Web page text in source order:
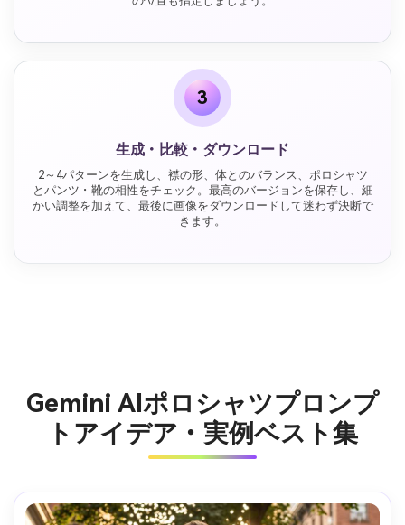
3
生成・比較・ダウンロード
2～4パターンを生成し、襟の形、体とのバランス、ポロシャツ
とパンツ・靴の相性をチェック。最高のバージョンを保存し、細
かい調整を加えて、最後に画像をダウンロードして迷わず決断で
きます。
Gemini AIポロシャツプロンプ
トアイデア・実例ベスト集